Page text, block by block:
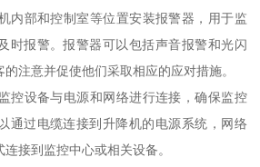
内部和控制室等位置安装报警器，用于监
时报警。报警器可以包括声音报警和光闪
注意并促使他们采取相应的应对措施。
控设备与电源和网络进行连接，确保监控
通过电缆连接到升降机的电源系统，网络
接到监控中心或相关设备。